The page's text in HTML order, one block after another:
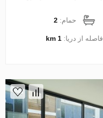
حمام:2
فاصله از دریا:1 km